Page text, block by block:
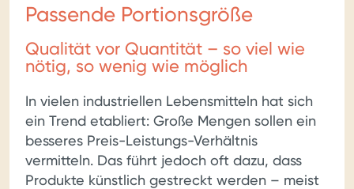
Passende Portionsgröße
Qualität vor Quantität – so viel wie
nötig, so wenig wie möglich
In vielen industriellen Lebensmitteln hat sich
ein Trend etabliert: Große Mengen sollen ein
besseres Preis-Leistungs-Verhältnis
vermitteln. Das führt jedoch oft dazu, dass
Produkte künstlich gestreckt werden – meist